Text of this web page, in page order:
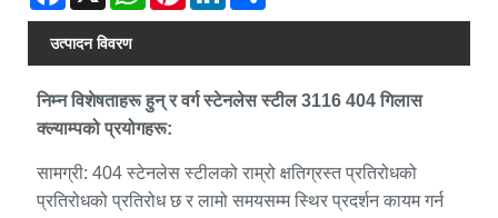
उत्पादन विवरण
निम्न विशेषताहरू हुन् र वर्ग स्टेनलेस स्टील 3116 404 गिलास
क्ल्याम्पको प्रयोगहरू:
सामग्री: 404 स्टेनलेस स्टीलको राम्रो क्षतिग्रस्त प्रतिरोधको
प्रतिरोधको प्रतिरोध छ र लामो समयसम्म स्थिर प्रदर्शन कायम गर्न